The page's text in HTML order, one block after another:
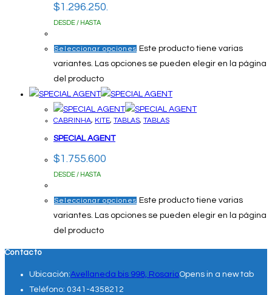
$1.296.250.
DESDE / HASTA
Seleccionar opciones Este producto tiene varias
variantes. Las opciones se pueden elegir en la página
del producto
CABRINHA, KITE, TABLAS, TABLAS
SPECIAL AGENT
$1.755.600
DESDE / HASTA
Seleccionar opciones Este producto tiene varias
variantes. Las opciones se pueden elegir en la página
del producto
Contacto
Ubicación:Avellaneda bis 998, RosarioOpens in a new tab
Teléfono: 0341-4358212